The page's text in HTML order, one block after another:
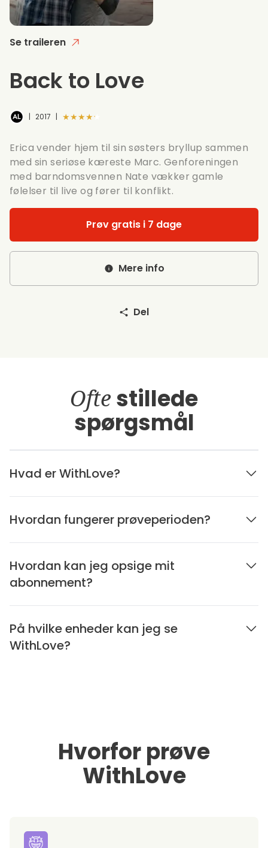
Se traileren
Back to Love
| 2017 | ★★★★★
Erica vender hjem til sin søsters bryllup sammen
med sin seriøse kæreste Marc. Genforeningen
med barndomsvennen Nate vækker gamle
følelser til live og fører til konflikt.
Prøv gratis i 7 dage
Mere info
Del
Ofte stillede
spørgsmål
Hvad er WithLove?
Hvordan fungerer prøveperioden?
Hvordan kan jeg opsige mit
abonnement?
På hvilke enheder kan jeg se
WithLove?
Hvorfor prøve
WithLove